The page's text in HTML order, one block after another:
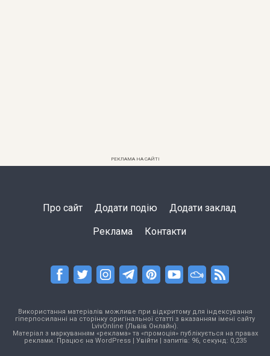
РЕКЛАМА НА САЙТІ
Про сайт Додати подію Додати заклад
Реклама Контакти
Використання матеріалів можливе при відкритому для індексування
гіперпосиланні на сторінку оригінальної статті з вказанням імені сайту
LvivOnline (Львів Онлайн).
Матеріал з маркуванням «реклама» та «промоція» публікується на правах
реклами. Працює на WordPress| Увійти | запитів: 96, секунд: 0,235